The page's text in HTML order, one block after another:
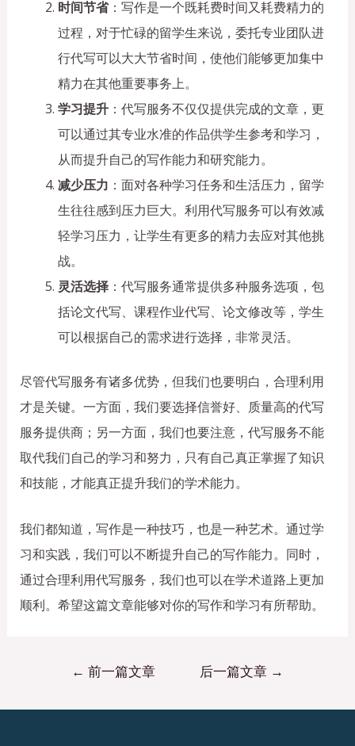
时间节省：写作是一个既耗费时间又耗费精力的
过程，对于忙碌的留学生来说，委托专业团队进
行代写可以大大节省时间，使他们能够更加集中
精力在其他重要事务上。
学习提升：代写服务不仅仅提供完成的文章，更
可以通过其专业水准的作品供学生参考和学习，
从而提升自己的写作能力和研究能力。
减少压力 ：面对各种学习任务和生活压力，留学
生往往感到压力巨大。利用代写服务可以有效减
轻学习压力，让学生有更多的精力去应对其他挑
战。
灵活选择：代写服务通常提供多种服务选项，包
括论文代写、课程作业代写、论文修改等，学生
可以根据自己的需求进行选择，非常灵活。
尽管代写服务有诸多优势，但我们也要明白，合理利用
才是关键。一方面，我们要选择信誉好、质量高的代写
服务提供商；另一方面，我们也要注意，代写服务不能
取代我们自己的学习和努力，只有自己真正掌握了知识
和技能，才能真正提升我们的学术能力。
我们都知道，写作是一种技巧，也是一种艺术。通过学
习和实践，我们可以不断提升自己的写作能力。同时，
通过合理利用代写服务，我们也可以在学术道路上更加
顺利。希望这篇文章能够对你的写作和学习有所帮助。
← 前一篇文章 后一篇文章 →